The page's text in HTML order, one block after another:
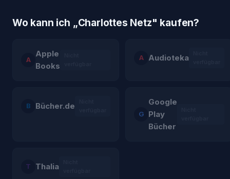
Wo kann ich „Charlottes Netz" kaufen?
A
Apple
Books
A Audioteka
B Bücher.de
G
Google
Play
Bücher
T Thalia